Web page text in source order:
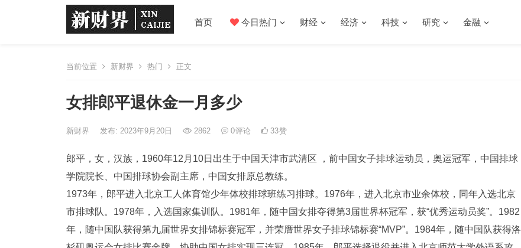
首页 今日热门 财经 经济 科技 研究 金融
当前位置 新财界 热门 正文
女排郎平退休金一月多少
新财界 发布: 2023年9月20日 2862 0评论 33赞
郎平，女，汉族，1960年12月10日出生于中国天津市武清区 ，前中国女子排球运动员，奥运冠军，中国排球
学院院长、中国排球协会副主席，中国女排原总教练。
1973年，郎平进入北京工人体育馆少年体校排球班练习排球。1976年，进入北京市业余体校，同年入选北京
市排球队。1978年，入选国家集训队。1981年，随中国女排夺得第3届世界杯冠军，获“优秀运动员奖”。1982
年，随中国队获得第九届世界女排锦标赛冠军，并荣膺世界女子排球锦标赛“MVP”。1984年，随中国队获得洛